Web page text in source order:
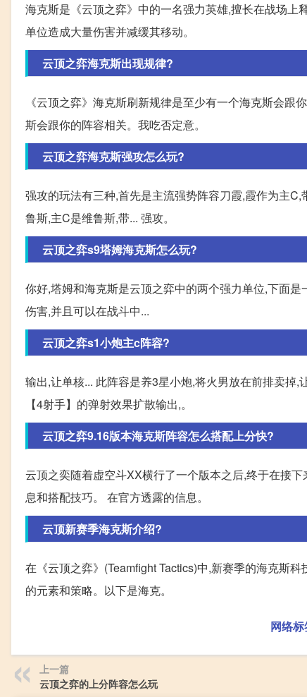
海克斯是《云顶之弈》中的一名强力英雄,擅长在战场
单位造成大量伤害并减缓其移动。
云顶之弈海克斯出现规律?
《云顶之弈》海克斯刷新规律是至少有一个海克斯会
斯会跟你的阵容相关。我吃否定意。
云顶之弈海克斯强攻怎么玩?
强攻的玩法有三种,首先是主流强势阵容刀霞,霞作为主
鲁斯,主C是维鲁斯,带... 强攻。
云顶之弈s9塔姆海克斯怎么玩?
你好,塔姆和海克斯是云顶之弈中的两个强力单位,下面
伤害,并且可以在战斗中...
云顶之弈s1小炮主c阵容?
输出,让单核... 此阵容是养3星小炮,将火男放在前排卖掉
【4射手】的弹射效果扩散输出,。
云顶之弈9.16版本海克斯阵容怎么搭配上分快?
云顶之奕随着虚空斗XX横行了一个版本之后,终于在接
息和搭配技巧。 在官方透露的信息。
云顶新赛季海克斯介绍?
在《云顶之弈》(Teamfight Tactics)中,新赛季的海克斯
的元素和策略。以下是海克。
网络标
上一篇
云顶之弈的上分阵容怎么玩